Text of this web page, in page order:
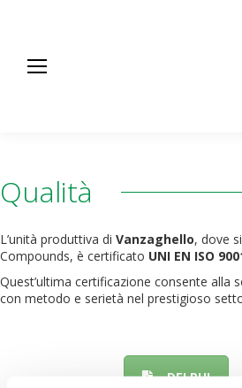
Qualità
L’unità produttiva di Vanzaghello, dove
Compounds, è certificato UNI EN ISO
Quest’ultima certificazione consente alla
con metodo e serietà nel prestigioso
DELPHI